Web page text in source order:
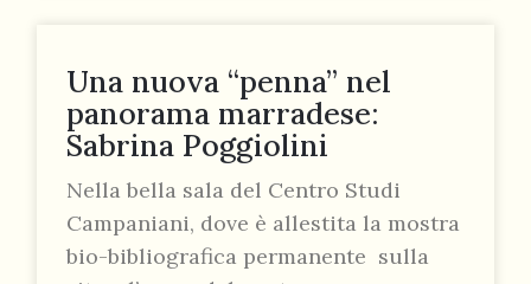
Una nuova “penna” nel
panorama marradese:
Sabrina Poggiolini
Nella bella sala del Centro Studi
Campaniani, dove è allestita la mostra
bio-bibliografica permanente sulla